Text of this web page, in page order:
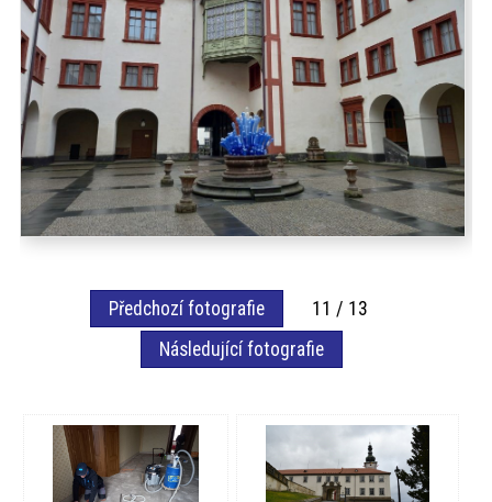
Předchozí fotografie
11 / 13
Následující fotografie